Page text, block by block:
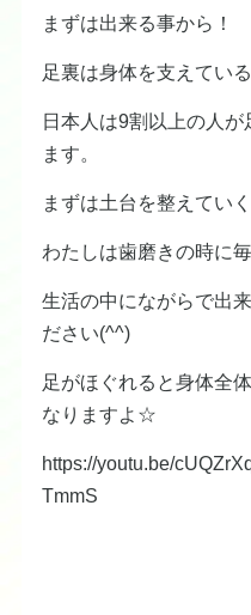
まずは出来る事から！
足裏は身体を支えている
日本人は9割以上の人
ます。
まずは土台を整えてい
わたしは歯磨きの時に
生活の中にながらで出
ださい(^^)
足がほぐれると身体全
なりますよ☆
https://youtu.be/
TmmS